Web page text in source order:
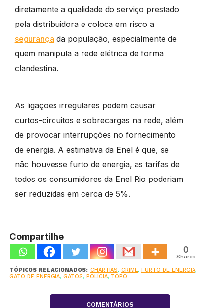
diretamente a qualidade do serviço prestado
pela distribuidora e coloca em risco a
segurança da população, especialmente de
quem manipula a rede elétrica de forma
clandestina.
As ligações irregulares podem causar
curtos-circuitos e sobrecargas na rede, além
de provocar interrupções no fornecimento
de energia. A estimativa da Enel é que, se
não houvesse furto de energia, as tarifas de
todos os consumidores da Enel Rio poderiam
ser reduzidas em cerca de 5%.
Compartilhe
0
Shares
TÓPICOS RELACIONADOS: CHARTIAS, CRIME, FURTO DE ENERGIA,
GATO DE ENERGIA, GATOS, POLÍCIA, TOPO
COMENTÁRIOS